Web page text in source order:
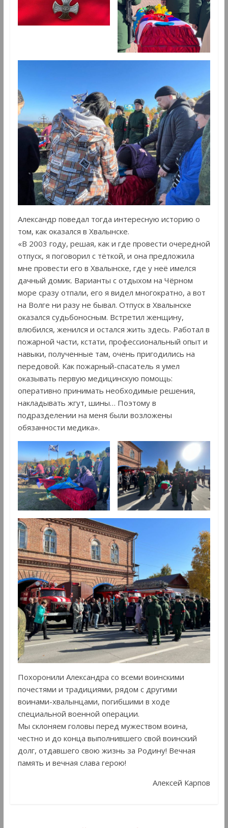
Александр поведал тогда интересную историю о
том, как оказался в Хвалынске.
«В 2003 году, решая, как и где провести очередной
отпуск, я поговорил с тёткой, и она предложила
мне провести его в Хвалынске, где у неё имелся
дачный домик. Варианты с отдыхом на Чёрном
море сразу отпали, его я видел многократно, а вот
на Волге ни разу не бывал. Отпуск в Хвалынске
оказался судьбоносным. Встретил женщину,
влюбился, женился и остался жить здесь. Работал в
пожарной части, кстати, профессиональный опыт и
навыки, полученные там, очень пригодились на
передовой. Как пожарный-спасатель я умел
оказывать первую медицинскую помощь:
оперативно принимать необходимые решения,
накладывать жгут, шины… Поэтому в
подразделении на меня были возложены
обязанности медика».
Похоронили Александра со всеми воинскими
почестями и традициями, рядом с другими
воинами-хвалынцами, погибшими в ходе
специальной военной операции.
Мы склоняем головы перед мужеством воина,
честно и до конца выполнившего свой воинский
долг, отдавшего свою жизнь за Родину! Вечная
память и вечная слава герою!
Алексей Карпов